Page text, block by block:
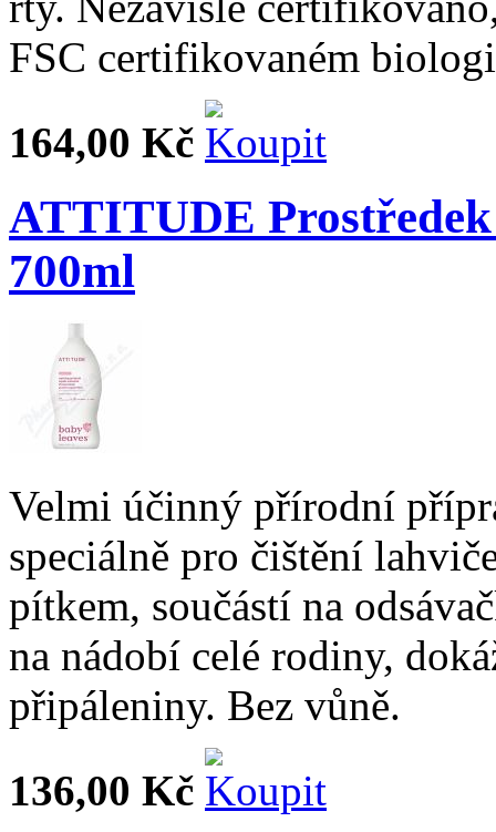
FSC certifikovaném
164,00 Kč
ATTITUDE
700ml
Velmi účinný přírodní
speciálně pro čištění
pítkem, součástí na
na nádobí celé rodiny,
připáleniny. Bez vůně.
136,00 Kč